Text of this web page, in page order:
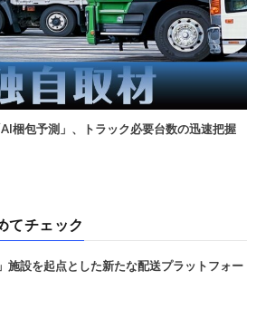
AI梱包予測」、トラック必要台数の迅速把握
てチェック
設を起点とした新たな配送プラットフォー